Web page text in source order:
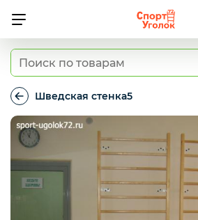
Детские спортивные
Турники и брусья с
Шведские стенки и
оборудование
Шведская стенка5
Шведская
стенка5